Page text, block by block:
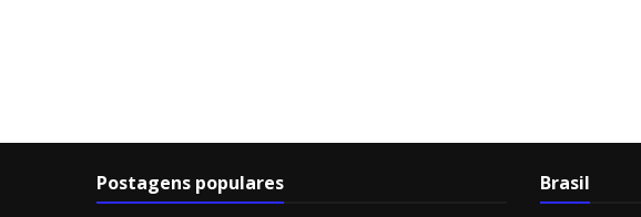
Postagens populares Brasil